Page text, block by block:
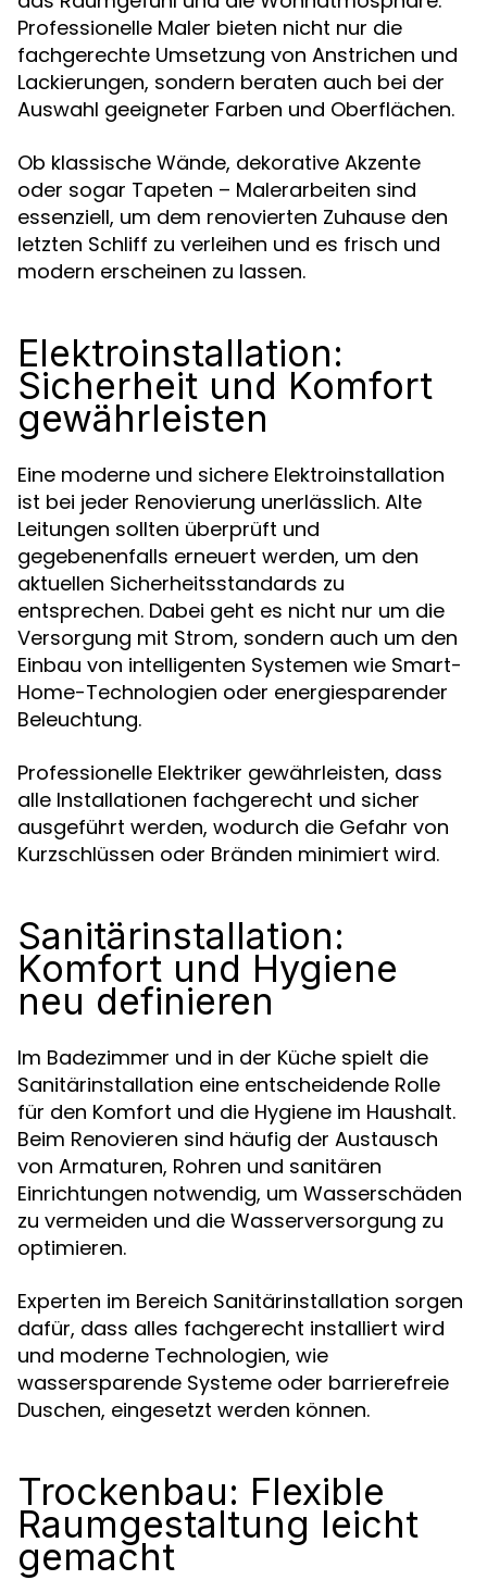
Professionelle Maler bieten nicht nur die
fachgerechte Umsetzung von Anstrichen und
Lackierungen, sondern beraten auch bei der
Auswahl geeigneter Farben und Oberflächen.
Ob klassische Wände, dekorative Akzente
oder sogar Tapeten – Malerarbeiten sind
essenziell, um dem renovierten Zuhause den
letzten Schliff zu verleihen und es frisch und
modern erscheinen zu lassen.
Elektroinstallation:
Sicherheit und Komfort
gewährleisten
Eine moderne und sichere Elektroinstallation
ist bei jeder Renovierung unerlässlich. Alte
Leitungen sollten überprüft und
gegebenenfalls erneuert werden, um den
aktuellen Sicherheitsstandards zu
entsprechen. Dabei geht es nicht nur um die
Versorgung mit Strom, sondern auch um den
Einbau von intelligenten Systemen wie Smart-
Home-Technologien oder energiesparender
Beleuchtung.
Professionelle Elektriker gewährleisten, dass
alle Installationen fachgerecht und sicher
ausgeführt werden, wodurch die Gefahr von
Kurzschlüssen oder Bränden minimiert wird.
Sanitärinstallation:
Komfort und Hygiene
neu definieren
Im Badezimmer und in der Küche spielt die
Sanitärinstallation eine entscheidende Rolle
für den Komfort und die Hygiene im Haushalt.
Beim Renovieren sind häufig der Austausch
von Armaturen, Rohren und sanitären
Einrichtungen notwendig, um Wasserschäden
zu vermeiden und die Wasserversorgung zu
optimieren.
Experten im Bereich Sanitärinstallation sorgen
dafür, dass alles fachgerecht installiert wird
und moderne Technologien, wie
wassersparende Systeme oder barrierefreie
Duschen, eingesetzt werden können.
Trockenbau: Flexible
Raumgestaltung leicht
gemacht